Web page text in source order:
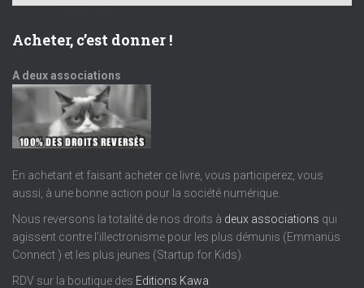
Acheter, c’est donner !
A deux associations
En achetant et faisant acheter ce livre, vous participerez, vous
aussi, à une bonne action pour la société numérique.
Nous reversons la totalité de nos droits à deux associations qui
agissent contre l’illectronisme pour les plus démunis (Emmanüs
Connect ) et les plus jeunes (Startup for Kids).
RDV sur la boutique des Editions Kawa